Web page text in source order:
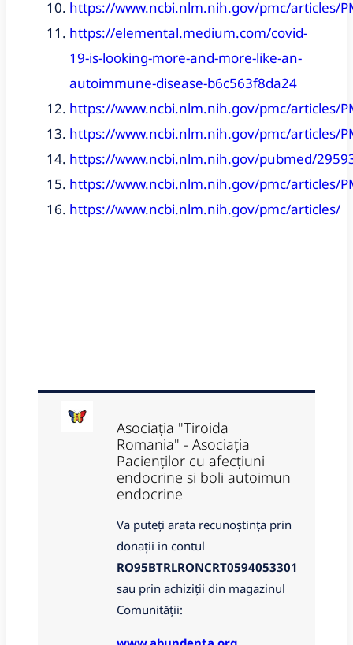
https://www.ncbi.nlm.nih.gov/pmc/articles/
https://elemental.medium.com/covid-
19-is-looking-more-and-more-like-an-
autoimmune-disease-b6c563f8da24
https://www.ncbi.nlm.nih.gov/pmc/articles/
https://www.ncbi.nlm.nih.gov/pmc/articles/
https://www.ncbi.nlm.nih.gov/pubmed/
https://www.ncbi.nlm.nih.gov/pmc/articles/
https://www.ncbi.nlm.nih.gov/pmc/articles/
Asociația "Tiroida
Romania" - Asociația
Pacienților cu afecțiuni
endocrine si boli autoimun
endocrine
Va puteți arata recunoștința prin
donații in contul
RO95BTRLRONCRT0594053301
sau prin achiziții din magazinul
Comunității: